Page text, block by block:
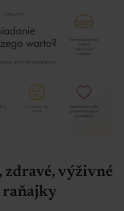
zdravé, výživné
raňajky